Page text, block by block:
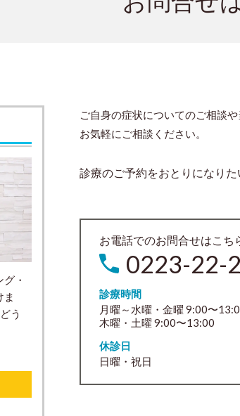
ご自身の症状についてのご相談
お気軽にご相談ください。
診療のご予約をおとりになり
お電話でのお問合せはこち
0223-22-
診療時間
月曜～水曜・金曜 9:00〜
木曜・土曜 9:00〜13:00
休診日
日曜・祝日
・
ま
う